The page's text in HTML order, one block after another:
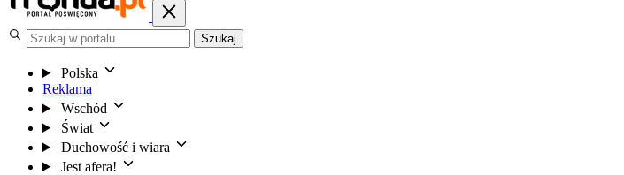
Szukaj
Polska
Reklama
Wschód
Świat
Duchowość i wiara
Jest afera!